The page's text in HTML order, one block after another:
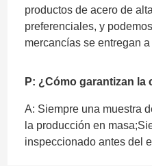
productos de acero de
preferenciales, y
mercancías se entregan
P: ¿Cómo garantizan la
A: Siempre una muestra
la producción en
inspeccionado antes del